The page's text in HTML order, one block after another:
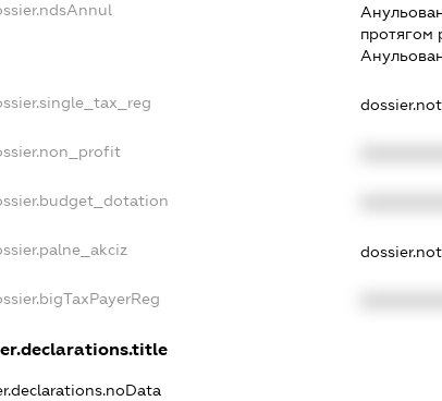
протягом